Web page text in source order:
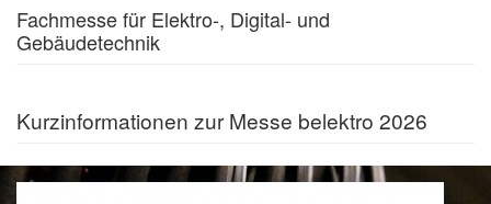
Fachmesse für Elektro-, Digital- und
Gebäudetechnik
Kurzinformationen zur Messe belektro 2026